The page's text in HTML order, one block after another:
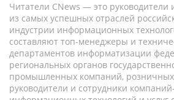
Читатели CNews — это руководители
из самых успешных отраслей
индустрии информационных
составляют топ-менеджеры и
департаментов информатизации
региональных органов
промышленных компаний, розничных
руководители и сотрудники